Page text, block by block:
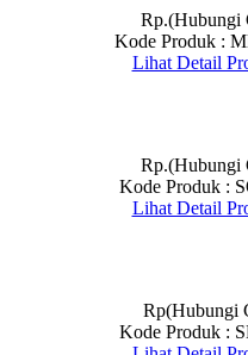
Rp.(Hubungi
Kode Produk :
Lihat Detail
Rp.(Hubungi
Kode Produk :
Lihat Detail
Rp(Hubungi
Kode Produk :